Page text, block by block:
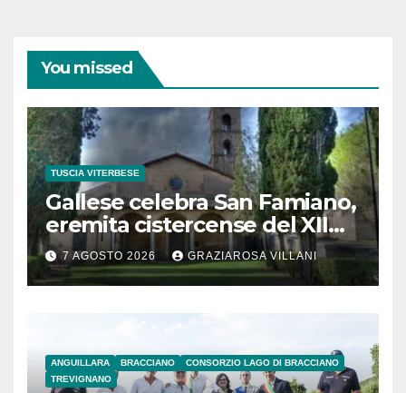
You missed
TUSCIA VITERBESE
Gallese celebra San Famiano,
eremita cistercense del XII
secolo
7 AGOSTO 2026 GRAZIAROSA VILLANI
ANGUILLARA BRACCIANO
CONSORZIO LAGO DI BRACCIANO
TREVIGNANO